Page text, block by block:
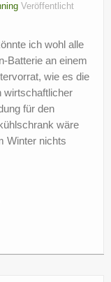
Veröffentlicht
ich wohl alle
Batterie an einem
wie es die
wirtschaftlicher
für den
wäre
Winter nichts